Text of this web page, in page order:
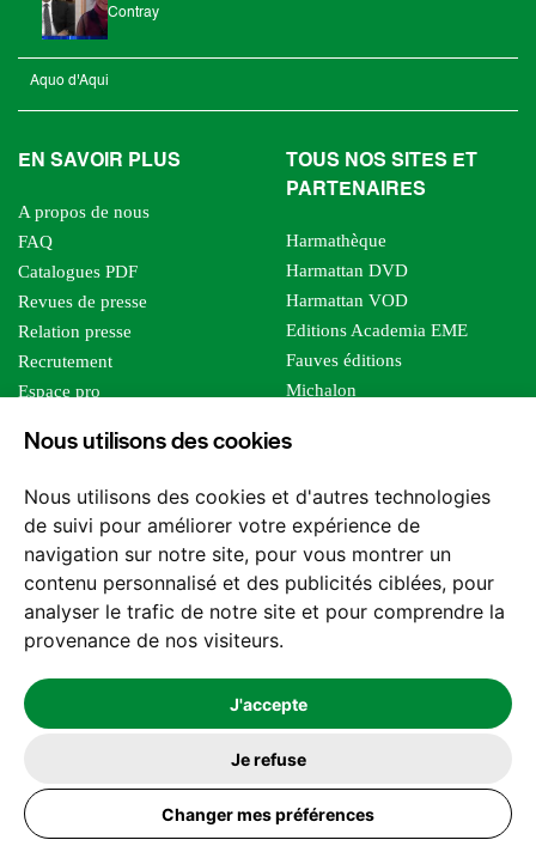
Nous utilisons des cookies
Nous utilisons des cookies et d'autres technologies
de suivi pour améliorer votre expérience de
navigation sur notre site, pour vous montrer un
contenu personnalisé et des publicités ciblées, pour
analyser le trafic de notre site et pour comprendre la
provenance de nos visiteurs.
J'accepte
Je refuse
Changer mes préférences
Contray
Aquo d'Aqui
EN SAVOIR PLUS
A propos de nous
FAQ
Catalogues PDF
Revues de presse
Relation presse
Recrutement
Espace pro
Foreign rights
TOUS NOS SITES ET
PARTENAIRES
Harmathèque
Harmattan DVD
Harmattan VOD
Editions Academia EME
Fauves éditions
Michalon
Editions Sutton
Les impliqués
Tous les éditeurs
Nos structures
Nous contacter
2026 -© Les Editions l'Harmattan. Tous droits réservés - Site réalisé par
Mentions légales
Politique de confidentialité